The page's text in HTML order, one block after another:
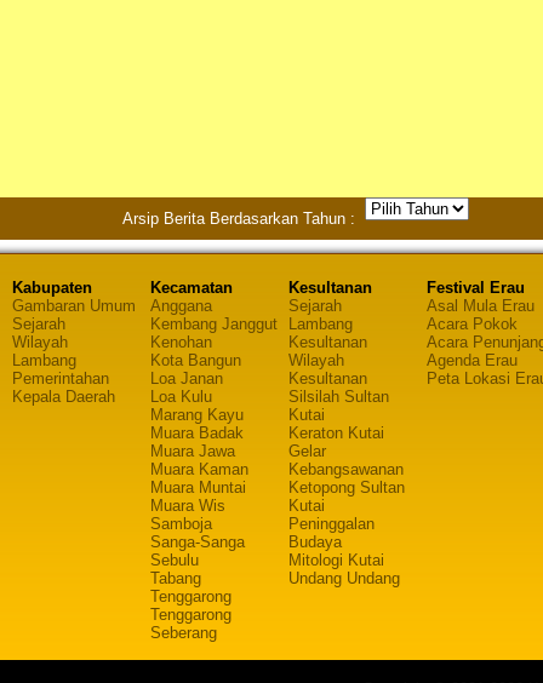
Arsip Berita Berdasarkan Tahun :
Kabupaten
Gambaran Umum
Sejarah
Wilayah
Lambang
Pemerintahan
Kepala Daerah
Kecamatan
Anggana
Kembang Janggut
Kenohan
Kota Bangun
Loa Janan
Loa Kulu
Marang Kayu
Muara Badak
Muara Jawa
Muara Kaman
Muara Muntai
Muara Wis
Samboja
Sanga-Sanga
Sebulu
Tabang
Tenggarong
Tenggarong
Seberang
Kesultanan
Sejarah
Lambang
Kesultanan
Wilayah
Kesultanan
Silsilah Sultan
Kutai
Keraton Kutai
Gelar
Kebangsawanan
Ketopong Sultan
Kutai
Peninggalan
Budaya
Mitologi Kutai
Undang Undang
Festival Erau
Asal Mula Erau
Acara Pokok
Acara
Agenda Erau
Peta Lokasi